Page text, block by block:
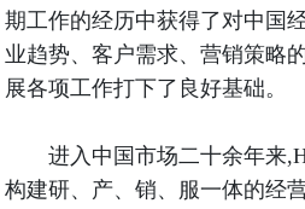
期工作的经历中获得了对中国
业趋势、客户需求、营销策略
展各项工作打下了良好基础。
进入中国市场二十余年来
构建研、产、销、服一体的经